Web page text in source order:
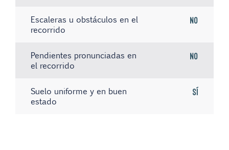
Escaleras u obstáculos en el
recorrido
No
Pendientes pronunciadas en
el recorrido
No
Suelo uniforme y en buen
estado
Sí